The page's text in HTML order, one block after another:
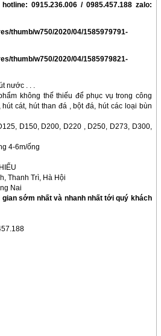
0915.236.006 / 0985.457.188 zalo:
nước . . .
không thế thiếu để phục vụ trong công
cát, hút than đá , bột đá, hút các loại bùn
D150, D200, D220 , D250, D273, D300,
4-6m/ống
Thanh Trì, Hà Hội
Nai
sớm nhất và nhanh nhất tới quý khách